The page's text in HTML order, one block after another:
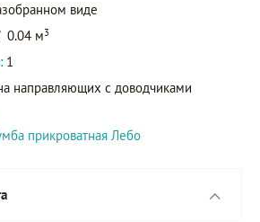
виде
0.04 м3
1
направляющих с доводчиками
прикроватная Лебо